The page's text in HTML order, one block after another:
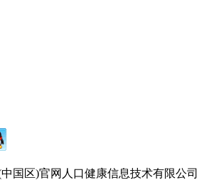
国区)官网人口健康信息技术有限公司